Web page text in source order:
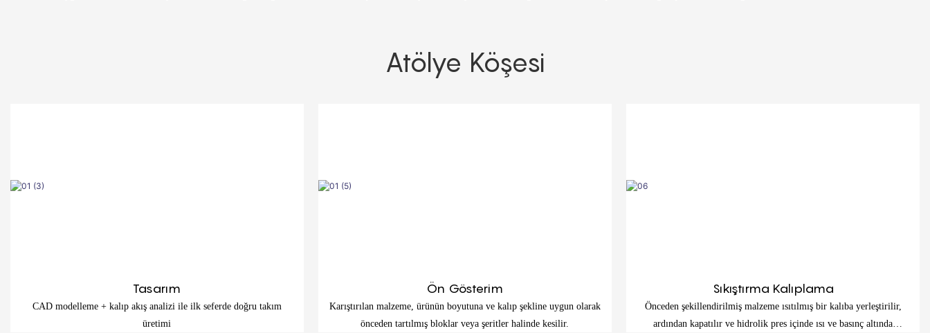
Atölye Köşesi
Tasarım
CAD modelleme + kalıp akış analizi ile ilk seferde doğru takım
üretimi
Ön Gösterim
Karıştırılan malzeme, ürünün boyutuna ve kalıp şekline uygun olarak
önceden tartılmış bloklar veya şeritler halinde kesilir.
Sıkıştırma Kalıplama
Önceden şekillendirilmiş malzeme ısıtılmış bir kalıba yerleştirilir,
ardından kapatılır ve hidrolik pres içinde ısı ve basınç altında